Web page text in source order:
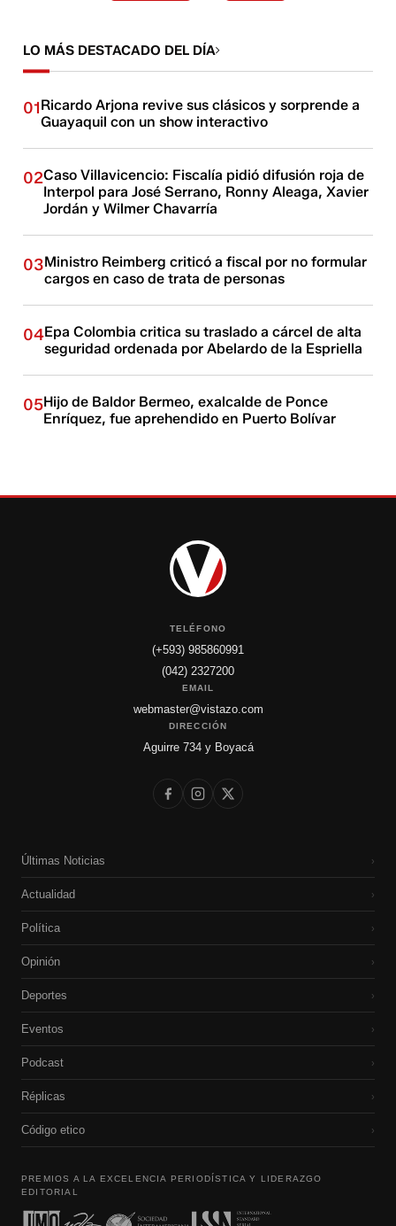
LO MÁS DESTACADO DEL DÍA
01Ricardo Arjona revive sus clásicos y sorprende a
Guayaquil con un show interactivo
02Caso Villavicencio: Fiscalía pidió difusión roja de
Interpol para José Serrano, Ronny Aleaga, Xavier
Jordán y Wilmer Chavarría
03Ministro Reimberg criticó a fiscal por no formular
cargos en caso de trata de personas
04Epa Colombia critica su traslado a cárcel de alta
seguridad ordenada por Abelardo de la Espriella
05Hijo de Baldor Bermeo, exalcalde de Ponce
Enríquez, fue aprehendido en Puerto Bolívar
TELÉFONO
(+593) 985860991
(042) 2327200
EMAIL
webmaster@vistazo.com
DIRECCIÓN
Aguirre 734 y Boyacá
Últimas Noticias ›
Actualidad ›
Política ›
Opinión ›
Deportes ›
Eventos ›
Podcast ›
Réplicas ›
Código etico ›
PREMIOS A LA EXCELENCIA PERIODÍSTICA Y LIDERAZGO
EDITORIAL